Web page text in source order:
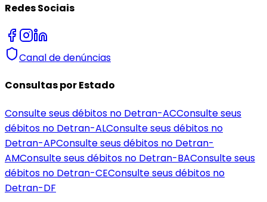
Redes Sociais
Canal de denúncias
Consultas por Estado
Consulte seus débitos no Detran-ACConsulte seus
débitos no Detran-ALConsulte seus débitos no
Detran-APConsulte seus débitos no Detran-
AMConsulte seus débitos no Detran-BAConsulte seus
débitos no Detran-CEConsulte seus débitos no
Detran-DF